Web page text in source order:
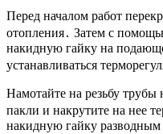
Перед началом работ
отопления․ Затем с
накидную гайку на
устанавливаться
Намотайте на резьбу
пакли и накрутите на нее
накидную гайку